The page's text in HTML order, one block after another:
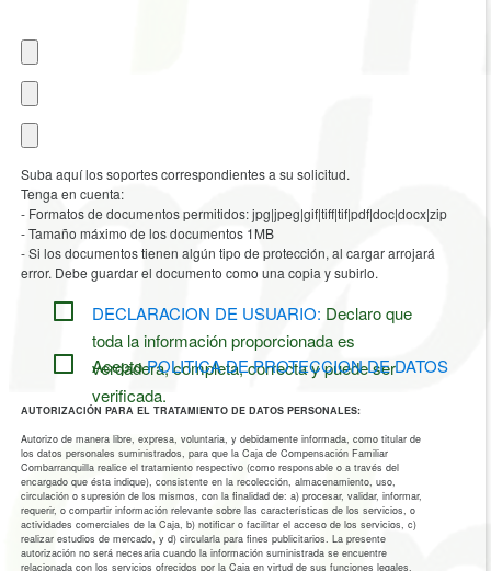
Suba aquí los soportes correspondientes a su solicitud.
Tenga en cuenta:
- Formatos de documentos permitidos: jpg|jpeg|gif|tiff|tif|pdf|doc|docx|zip
- Tamaño máximo de los documentos 1MB
- Si los documentos tienen algún tipo de protección, al cargar arrojará
error. Debe guardar el documento como una copia y subirlo.
DECLARACION DE USUARIO: Declaro que
toda la información proporcionada es
verdadera, completa, correcta y puede ser
verificada.
AceptoPOLITICA DE PROTECCION DE DATOS
AUTORIZACIÓN PARA EL TRATAMIENTO DE DATOS PERSONALES:
Autorizo de manera libre, expresa, voluntaria, y debidamente informada, como titular de
los datos personales suministrados, para que la Caja de Compensación Familiar
Combarranquilla realice el tratamiento respectivo (como responsable o a través del
encargado que ésta indique), consistente en la recolección, almacenamiento, uso,
circulación o supresión de los mismos, con la finalidad de: a) procesar, validar, informar,
requerir, o compartir información relevante sobre las características de los servicios, o
actividades comerciales de la Caja, b) notificar o facilitar el acceso de los servicios, c)
realizar estudios de mercado, y d) circularla para fines publicitarios. La presente
autorización no será necesaria cuando la información suministrada se encuentre
relacionada con los servicios ofrecidos por la Caja en virtud de sus funciones legales.